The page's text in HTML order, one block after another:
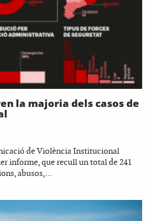
la majoria dels casos de
de Violència Institucional
informe, que recull un total de 241
abusos,...